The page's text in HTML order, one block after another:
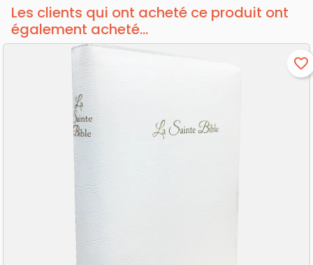
Les clients qui ont acheté ce produit ont
également acheté...
favorite_border